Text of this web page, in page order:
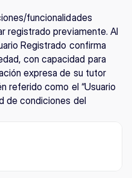
funcionalidades
registrado previamente. Al
Registrado confirma
con capacidad para
expresa de su tutor
referido como el “Usuario
de condiciones del